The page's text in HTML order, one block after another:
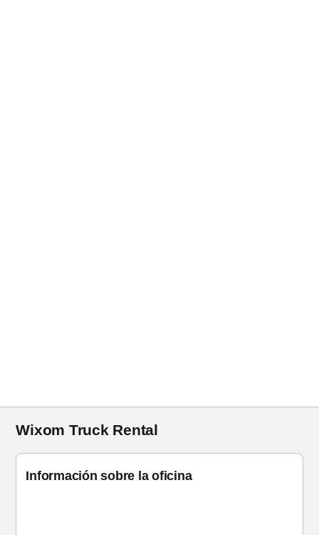
Wixom Truck Rental
Información sobre la oficina